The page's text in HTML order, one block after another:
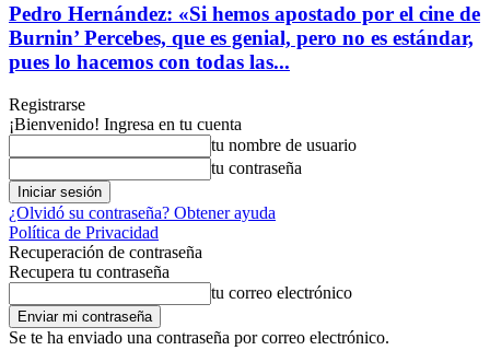
Pedro Hernández: «Si hemos apostado por el cine de
Burnin’ Percebes, que es genial, pero no es estándar,
pues lo hacemos con todas las...
Registrarse
¡Bienvenido! Ingresa en tu cuenta
tu nombre de usuario
tu contraseña
¿Olvidó su contraseña? Obtener ayuda
Política de Privacidad
Recuperación de contraseña
Recupera tu contraseña
tu correo electrónico
Se te ha enviado una contraseña por correo electrónico.